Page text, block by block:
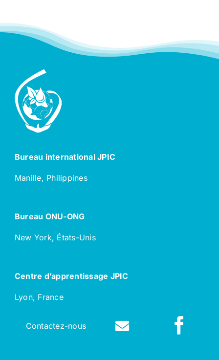
Bureau international JPIC
Manille, Philippines
Bureau ONU-ONG
New York, États-Unis
Centre d’apprentissage JPIC
Lyon, France
Contactez-nous